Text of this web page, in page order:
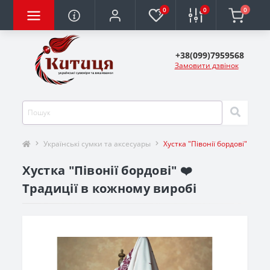
0 0 0
+38(099)7959568
Замовити дзвінок
Українські сумки та аксесуары Хустка "Півонії бордові"
Хустка "Півонії бордові" ❤️
Традиції в кожному виробі